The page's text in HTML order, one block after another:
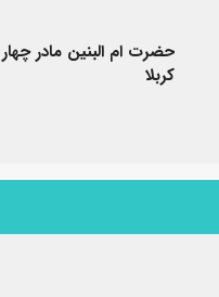
حضرت ام البنین مادر
کربلا